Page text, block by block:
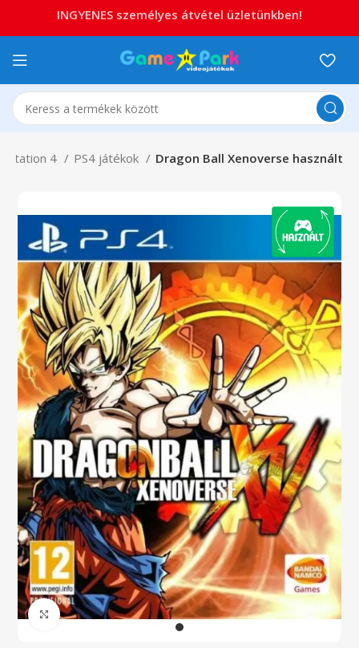
4 PS4 játékok Dragon Ball Xenoverse használt
Click to enlarge
INGYENES személyes átvétel üzletünkben!